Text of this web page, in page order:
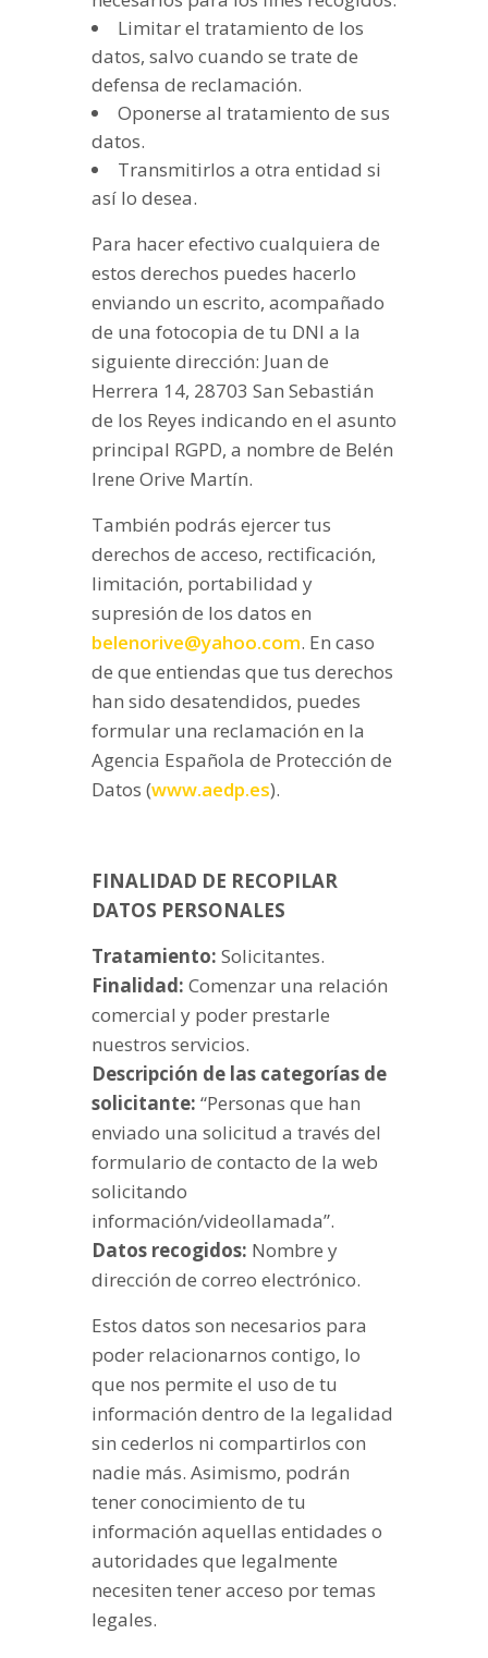
Limitar el tratamiento de los
datos, salvo cuando se trate de
defensa de reclamación.
Oponerse al tratamiento de sus
datos.
Transmitirlos a otra entidad si
así lo desea.
Para hacer efectivo cualquiera de
estos derechos puedes hacerlo
enviando un escrito, acompañado
de una fotocopia de tu DNI a la
siguiente dirección: Juan de
Herrera 14, 28703 San Sebastián
de los Reyes indicando en el asunto
principal RGPD, a nombre de Belén
Irene Orive Martín.
También podrás ejercer tus
derechos de acceso, rectificación,
limitación, portabilidad y
supresión de los datos en
belenorive@yahoo.com. En caso
de que entiendas que tus derechos
han sido desatendidos, puedes
formular una reclamación en la
Agencia Española de Protección de
Datos (www.aedp.es).
FINALIDAD DE RECOPILAR
DATOS PERSONALES
Tratamiento: Solicitantes.
Finalidad: Comenzar una relación
comercial y poder prestarle
nuestros servicios.
Descripción de las categorías de
solicitante: “Personas que han
enviado una solicitud a través del
formulario de contacto de la web
solicitando
información/videollamada”.
Datos recogidos: Nombre y
dirección de correo electrónico.
Estos datos son necesarios para
poder relacionarnos contigo, lo
que nos permite el uso de tu
información dentro de la legalidad
sin cederlos ni compartirlos con
nadie más. Asimismo, podrán
tener conocimiento de tu
información aquellas entidades o
autoridades que legalmente
necesiten tener acceso por temas
legales.